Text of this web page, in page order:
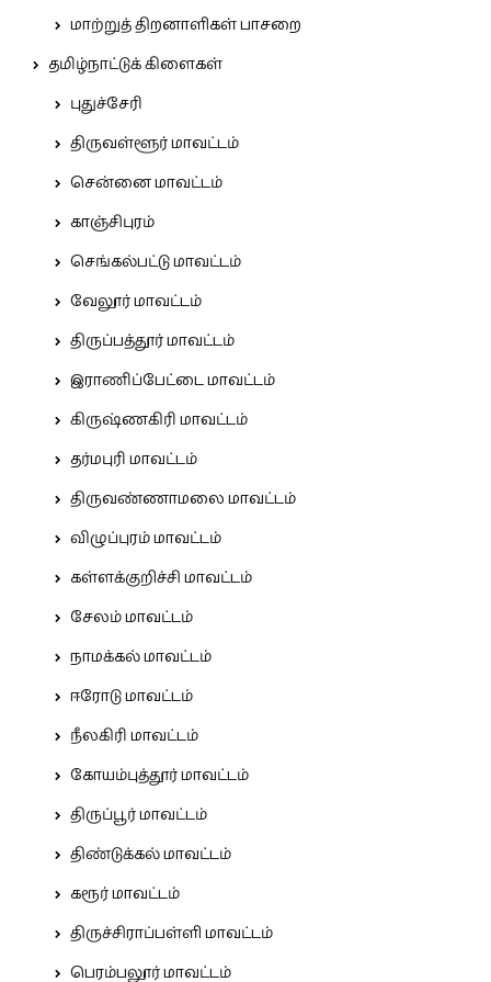
மாற்றுத் திறனாளிகள் பாசறை
தமிழ்நாட்டுக் கிளைகள்
புதுச்சேரி
திருவள்ளூர் மாவட்டம்
சென்னை மாவட்டம்
காஞ்சிபுரம்
செங்கல்பட்டு மாவட்டம்
வேலூர் மாவட்டம்
திருப்பத்தூர் மாவட்டம்
இராணிப்பேட்டை மாவட்டம்
கிருஷ்ணகிரி மாவட்டம்
தர்மபுரி மாவட்டம்
திருவண்ணாமலை மாவட்டம்
விழுப்புரம் மாவட்டம்
கள்ளக்குறிச்சி மாவட்டம்
சேலம் மாவட்டம்
நாமக்கல் மாவட்டம்
ஈரோடு மாவட்டம்
நீலகிரி மாவட்டம்
கோயம்புத்தூர் மாவட்டம்
திருப்பூர் மாவட்டம்
திண்டுக்கல் மாவட்டம்
கரூர் மாவட்டம்
திருச்சிராப்பள்ளி மாவட்டம்
பெரம்பலூர் மாவட்டம்